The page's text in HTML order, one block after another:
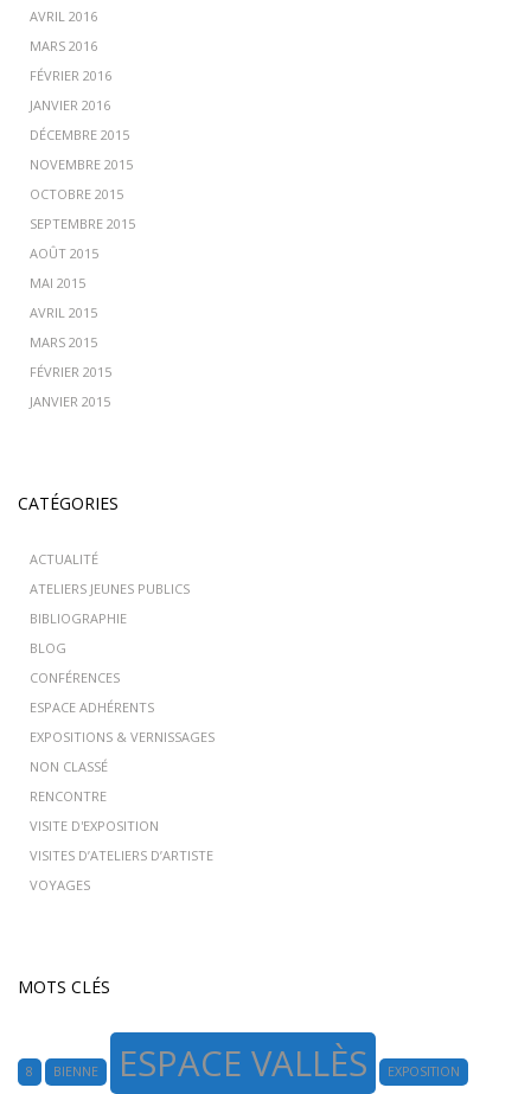
AVRIL 2016
MARS 2016
FÉVRIER 2016
JANVIER 2016
DÉCEMBRE 2015
NOVEMBRE 2015
OCTOBRE 2015
SEPTEMBRE 2015
AOÛT 2015
MAI 2015
AVRIL 2015
MARS 2015
FÉVRIER 2015
JANVIER 2015
CATÉGORIES
ACTUALITÉ
ATELIERS JEUNES PUBLICS
BIBLIOGRAPHIE
BLOG
CONFÉRENCES
ESPACE ADHÉRENTS
EXPOSITIONS & VERNISSAGES
NON CLASSÉ
RENCONTRE
VISITE D'EXPOSITION
VISITES D’ATELIERS D’ARTISTE
VOYAGES
MOTS CLÉS
8 BIENNE ESPACE VALLÈS EXPOSITION